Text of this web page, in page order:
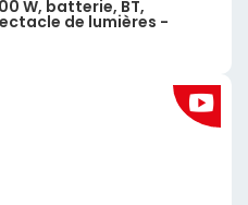
W, batterie, BT,
de lumières -